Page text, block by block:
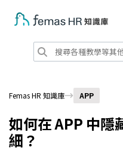
Femas HR 知識庫 APP
如何在 APP 中隱
細？